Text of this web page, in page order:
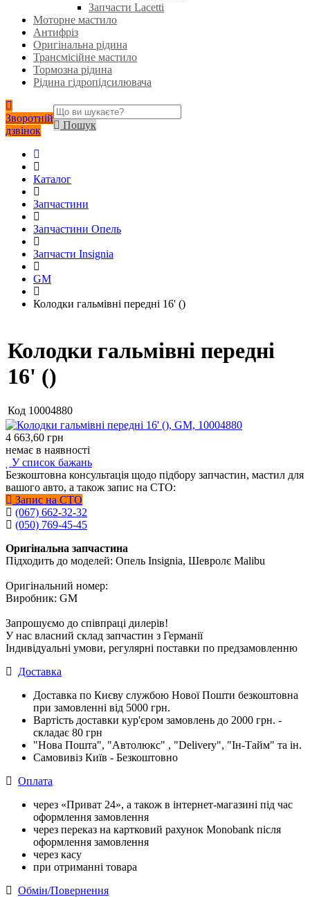
Запчасти Lacetti
Моторне мастило
Антифріз
Оригінальна рідина
Трансмісійне мастило
Тормозна рідина
Рідина гідропідсилювача
Зворотній
дзвінок
Пошук
Каталог
Запчастини
Запчастини Опель
Запчасти Insignia
GM
Колодки гальмівні передні 16' ()
Колодки гальмівні передні
16' ()
Код 10004880
4 663,60 грн
немає в наявності
У список бажань
Безкоштовна консультація щодо підбору запчастин, мастил для
вашого авто, а також запис на СТО:
Запис на СТО
(067) 662-32-32
(050) 769-45-45
Оригінальна запчастина
Підходить до моделей: Опель Insignia, Шевролє Malibu
Оригінальний номер:
Виробник: GM
Запрошуємо до співпраці дилерів!
У нас власний склад запчастин з Германії
Індивідуальні умови, регулярні поставки по предзамовленню
Доставка
Доставка по Києву службою Нової Пошти безкоштовна
при замовленні від 5000 грн.
Вартість доставки кур'єром замовлень до 2000 грн. -
складає 80 грн
"Нова Пошта", "Автолюкс" , "Delivery", "Iн-Тайм" та ін.
Самовивіз Київ - Безкоштовно
Оплата
через «Приват 24», а також в інтернет-магазині під час
оформлення замовлення
через переказ на картковий рахунок Monobank після
оформлення замовлення
через касу
при отриманні товара
Обмін/Повернення